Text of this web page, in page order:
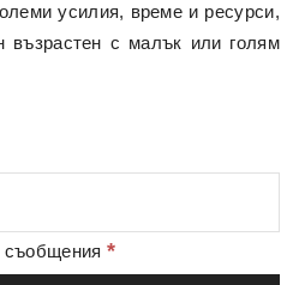
усилия, време и ресурси,
възрастен с малък или голям
съобщения *